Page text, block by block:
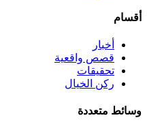
أقسام
أخبار
قصص واقعية
تحقيقات
ركن الخيال
وسائط متعددة